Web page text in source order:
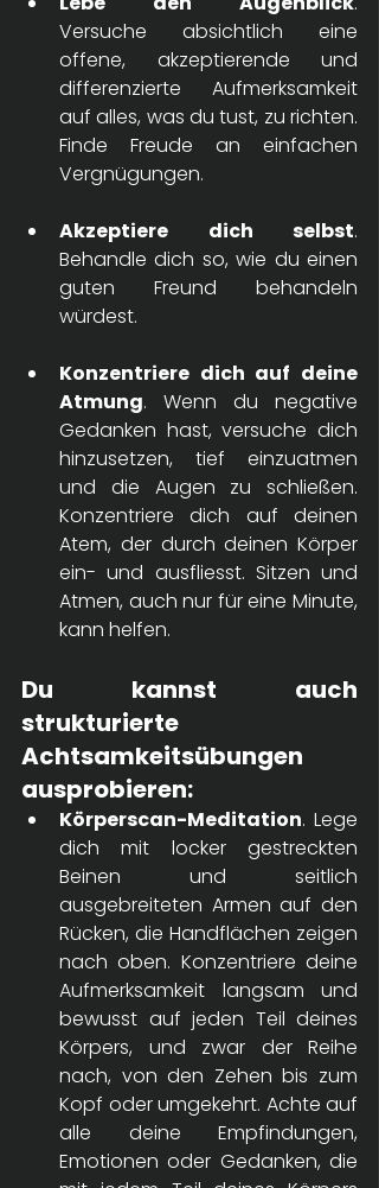
Versuche absichtlich eine
offene, akzeptierende und
differenzierte Aufmerksamkeit
auf alles, was du tust, zu richten.
Finde Freude an einfachen
Vergnügungen.
Akzeptiere dich selbst.
Behandle dich so, wie du einen
guten Freund behandeln
würdest.
Konzentriere dich auf deine
Atmung. Wenn du negative
Gedanken hast, versuche dich
hinzusetzen, tief einzuatmen
und die Augen zu schließen.
Konzentriere dich auf deinen
Atem, der durch deinen Körper
ein- und ausfliesst. Sitzen und
Atmen, auch nur für eine Minute,
kann helfen.
Du kannst auch
strukturierte
Achtsamkeitsübungen
ausprobieren:
Körperscan-Meditation. Lege
dich mit locker gestreckten
Beinen und seitlich
ausgebreiteten Armen auf den
Rücken, die Handflächen zeigen
nach oben. Konzentriere deine
Aufmerksamkeit langsam und
bewusst auf jeden Teil deines
Körpers, und zwar der Reihe
nach, von den Zehen bis zum
Kopf oder umgekehrt. Achte auf
alle deine Empfindungen,
Emotionen oder Gedanken, die